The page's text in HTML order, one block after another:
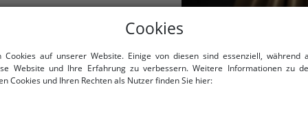
Cookies
Cookies auf unserer Website. Einige von diesen sind essenziell, während
Website und Ihre Erfahrung zu verbessern. Weitere Informationen zu
Cookies und Ihren Rechten als Nutzer finden Sie hier: